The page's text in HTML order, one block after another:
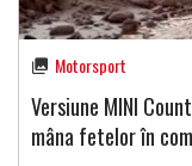
Motorsport
Versiune MINI
mâna fetelor în